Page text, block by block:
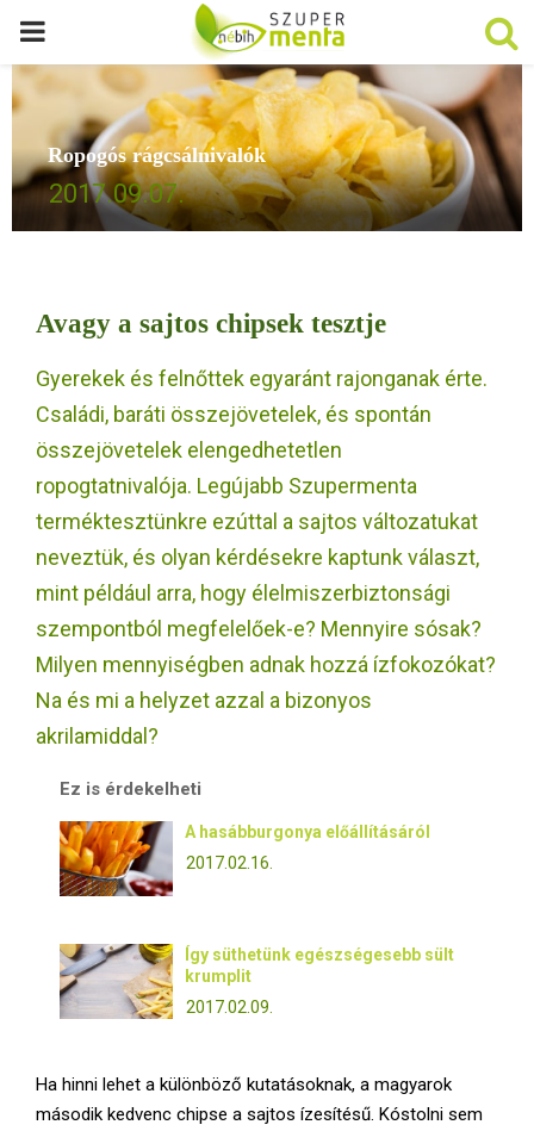
P
R
I
M
M
N
U
Ropogós rágcsálnivalók
2017.09.07.
Avagy a sajtos chipsek tesztje
Gyerekek és felnőttek egyaránt rajonganak érte.
Családi, baráti összejövetelek, és spontán
összejövetelek elengedhetetlen
ropogtatnivalója. Legújabb Szupermenta
terméktesztünkre ezúttal a sajtos változatukat
neveztük, és olyan kérdésekre kaptunk választ,
mint például arra, hogy élelmiszerbiztonsági
szempontból megfelelőek-e? Mennyire sósak?
Milyen mennyiségben adnak hozzá ízfokozókat?
Na és mi a helyzet azzal a bizonyos
akrilamiddal?
Ez is érdekelheti
A hasábburgonya előállításáról
2017.02.16.
Így süthetünk egészségesebb sült
krumplit
2017.02.09.
Ha hinni lehet a különböző kutatásoknak, a magyarok
második kedvenc chipse a sajtos ízesítésű. Kóstolni sem